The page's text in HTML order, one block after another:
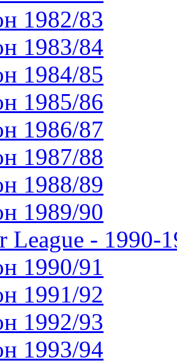
1982/83
1983/84
1984/85
1985/86
1986/87
1987/88
1988/89
1989/90
League - 1990-
1990/91
1991/92
1992/93
1993/94